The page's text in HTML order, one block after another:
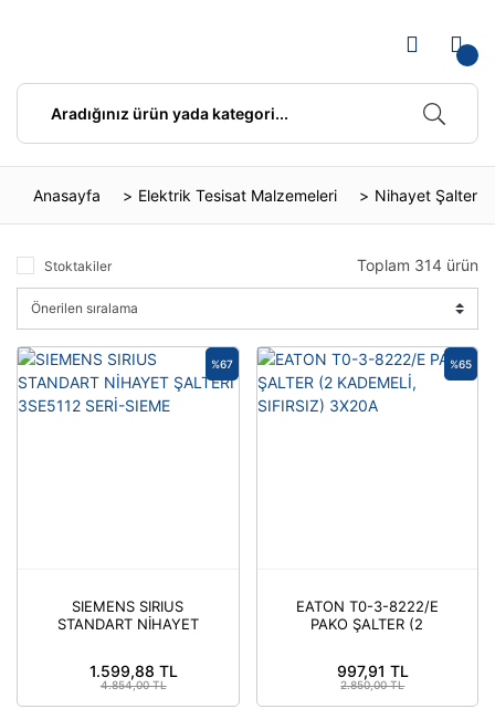
Anasayfa Elektrik Tesisat Malzemeleri Nihayet
Stoktakiler Toplam 314 ürün
SIEMENS SIRIUS
STANDART NİHAYET
%67
1.599,88 TL
4.854,00 TL
EATON T0-3-8222/E
PAKO ŞALTER (2
%65
997,91 TL
2.850,00 TL